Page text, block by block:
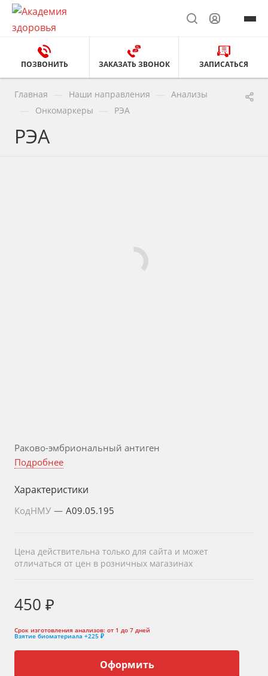
ПОЗВОНИТЬ ЗАКАЗАТЬ ЗВОНОК ЗАПИСАТЬСЯ
Главная Наши направления Анализы
Онкомаркеры РЭА
РЭА
Раково-эмбриональный антиген
Подробнее
Характеристики
КодНМУ — A09.05.195
Цена действительна только для сайта и может
отличаться от цен в розничных магазинах
450 ₽
Срок изготовления анализов: от 1 до 7 дней
Взятие биоматериала +225 ₽
Оформить